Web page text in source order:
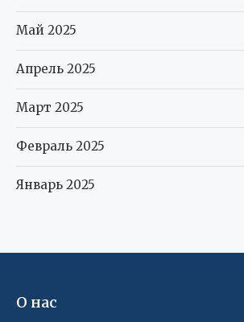
Май 2025
Апрель 2025
Март 2025
Февраль 2025
Январь 2025
О нас